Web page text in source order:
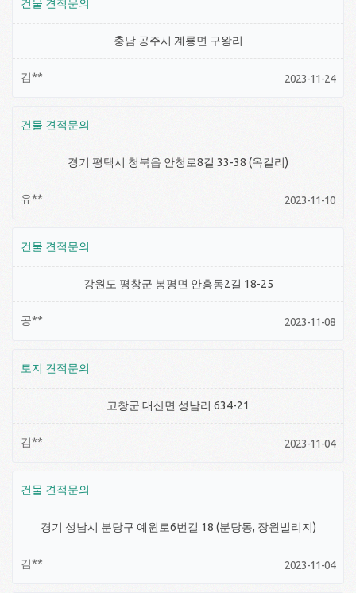
건물 견적문의
충남 공주시 계룡면 구왕리
김** 2023-11-24
건물 견적문의
경기 평택시 청북읍 안청로8길 33-38 (옥길리)
유** 2023-11-10
건물 견적문의
강원도 평창군 봉평면 안흥동2길 18-25
공** 2023-11-08
토지 견적문의
고창군 대산면 성남리 634-21
김** 2023-11-04
건물 견적문의
경기 성남시 분당구 예원로6번길 18 (분당동, 장원빌리지)
김** 2023-11-04